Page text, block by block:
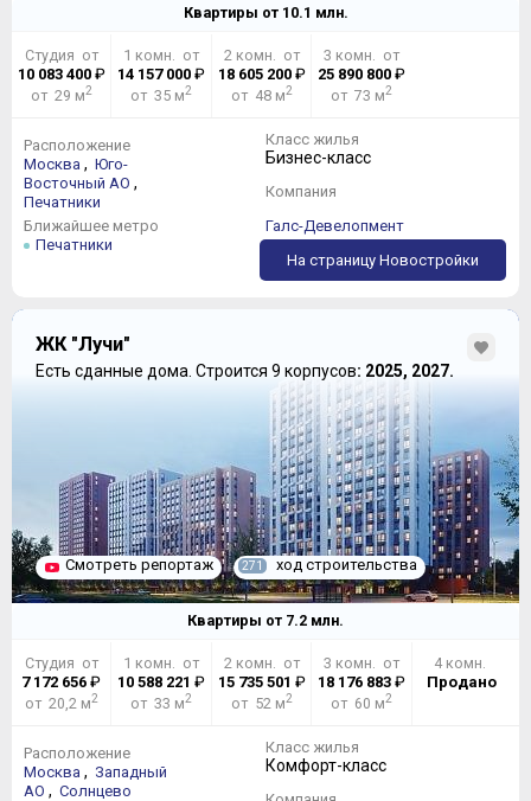
Квартиры от 10.1 млн.
Студия от
10 083 400₽
от 29 м2
1 комн. от
14 157 000 ₽
от 35 м2
2 комн. от
18 605 200₽
от 48 м2
3 комн. от
25 890 800 ₽
от 73 м2
Расположение
Москва , Юго-
Восточный АО ,
Печатники
Ближайшее метро
Печатники
Класс жилья
Бизнес-класс
Компания
Галс-Девелопмент
На страницу Новостройки
ЖК "Лучи"
Есть сданные дома. Строится 9 корпусов: 2025, 2027.
Смотреть репортаж 271 ход строительства
Квартиры от 7.2 млн.
Студия от
7 172 656 ₽
от 20,2 м2
1 комн. от
10 588 221 ₽
от 33 м2
2 комн. от
15 735 501 ₽
от 52 м2
3 комн. от
18 176 883 ₽
от 60 м2
4 комн.
Продано
Расположение
Москва , Западный
АО , Солнцево
Класс жилья
Комфорт-класс